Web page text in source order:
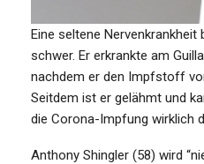
Eine seltene Nervenkrankheit
schwer. Er erkrankte am
nachdem er den Impfstoff
Seitdem ist er gelähmt und
die Corona-Impfung wirklich
Anthony Shingler (58) wird